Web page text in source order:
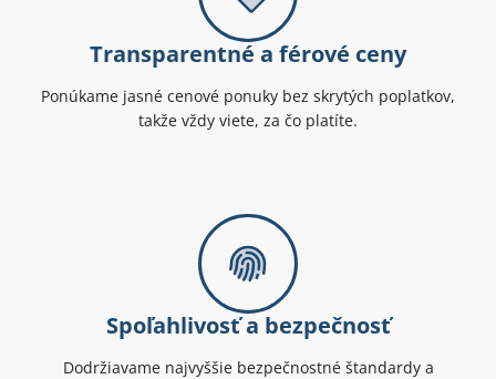
Transparentné a férové ceny
Ponúkame jasné cenové ponuky bez skrytých poplatkov,
takže vždy viete, za čo platíte.
Spoľahlivosť a bezpečnosť
Dodržiavame najvyššie bezpečnostné štandardy a